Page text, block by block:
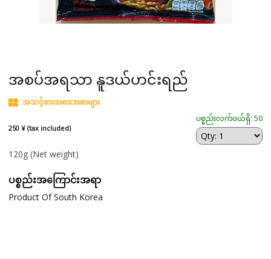
အစပ်အရသာ နူဒယ်ဟင်းရည်
အသင့်စားအစားအစာများ
250 ¥ (tax included)
ပစ္စည်းလက်ဝယ်ရှိ: 50
120g (Net weight)
ပစ္စည်းအကြောင်းအရာ
Product Of South Korea